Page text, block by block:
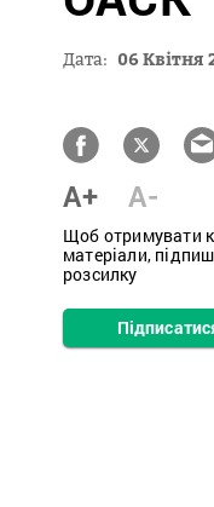
Дата: 06 Квітня
A+ A-
Щоб отримувати
матеріали,
розсилку